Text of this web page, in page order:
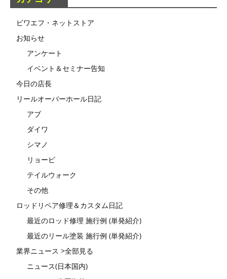
ビワエフ・ネットストア
お知らせ
アンケート
イベント＆セミナー告知
今日の店長
リールオーバーホール日記
アブ
ダイワ
シマノ
リョービ
テイルウォーク
その他
ロッドリペア修理＆カスタム日記
最近のロッド修理 施行例 (単発紹介)
最近のリール塗装 施行例 (単発紹介)
業界ニュース >全部見る
ニュース(日本国内)